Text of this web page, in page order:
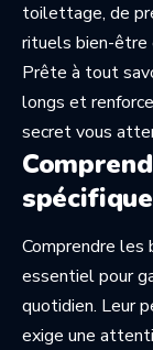
toilettage, de
rituels bien-être
Prête à tout
longs et
secret vous
Comprendre les
essentiel pour
quotidien. Leur
exige une